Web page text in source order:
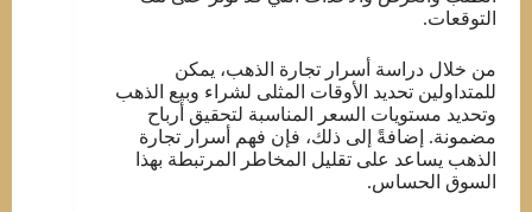
التوقعات.
من خلال دراسة أسرار تجارة الذهب، يمكن
للمتداولين تحديد الأوقات المثلى لشراء وبيع الذهب
وتحديد مستويات السعر المناسبة لتحقيق أرباح
مضمونة. إضافةً إلى ذلك، فإن فهم أسرار تجارة
الذهب يساعد على تقليل المخاطر المرتبطة بهذا
السوق الحساس.